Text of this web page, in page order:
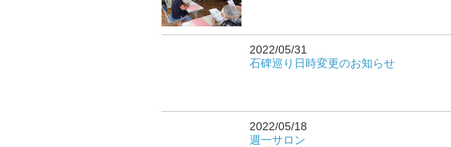
2022/05/31
石碑巡り日時変更のお知らせ
2022/05/18
週一サロン